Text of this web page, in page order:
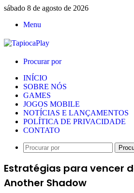
sábado 8 de agosto de 2026
Menu
Procurar por
INÍCIO
SOBRE NÓS
GAMES
JOGOS MOBILE
NOTÍCIAS E LANÇAMENTOS
POLÍTICA DE PRIVACIDADE
CONTATO
Estratégias para vencer
Another Shadow